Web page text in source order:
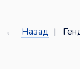
← Назад |